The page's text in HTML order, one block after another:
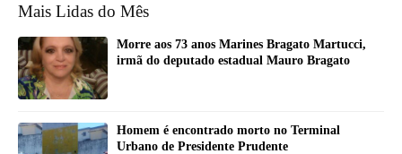
Mais Lidas do Mês
Morre aos 73 anos Marines Bragato Martucci,
irmã do deputado estadual Mauro Bragato
Homem é encontrado morto no Terminal
Urbano de Presidente Prudente